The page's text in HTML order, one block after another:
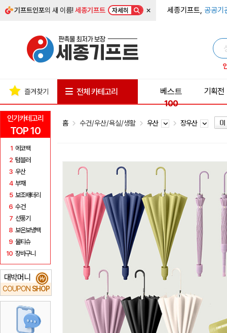
기프트인포의 새 이름!세종기프트 자세히 × 세종기프트, 공공기
인기카테고리
TOP 10
1 에코백
2 텀블러
3 우산
4 부채
5 보조배터리
6 수건
7 선풍기
8 보온보냉백
9 물티슈
10 장바구니
대박머니
COUPON SHOP
₩
즐겨찾기 전체 카테고리
베스트
100
기획전
홈 수건/우산/욕실/생활 우산 장우산